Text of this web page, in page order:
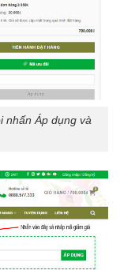
nhấn Áp dụng và